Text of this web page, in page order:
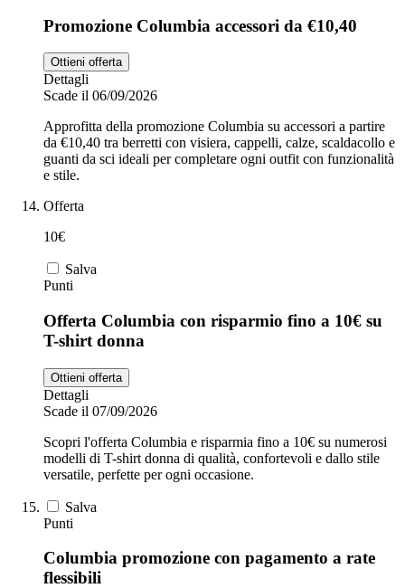
Promozione Columbia accessori da €10,40
Ottieni offerta
Dettagli
Scade il 06/09/2026
Approfitta della promozione Columbia su accessori a partire
da €10,40 tra berretti con visiera, cappelli, calze, scaldacollo e
guanti da sci ideali per completare ogni outfit con funzionalità
e stile.
Offerta
10€
Salva
Punti
Offerta Columbia con risparmio fino a 10€ su
T-shirt donna
Ottieni offerta
Dettagli
Scade il 07/09/2026
Scopri l'offerta Columbia e risparmia fino a 10€ su numerosi
modelli di T-shirt donna di qualità, confortevoli e dallo stile
versatile, perfette per ogni occasione.
Salva
Punti
Columbia promozione con pagamento a rate
flessibili